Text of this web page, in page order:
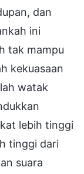
dan
ini
tak mampu
kekuasaan
watak
lebih tinggi
tinggi dari
suara